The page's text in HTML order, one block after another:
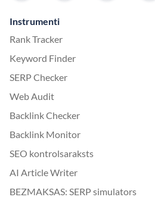
Instrumenti
Rank Tracker
Keyword Finder
SERP Checker
Web Audit
Backlink Checker
Backlink Monitor
SEO kontrolsaraksts
AI Article Writer
BEZMAKSAS: SERP simulators